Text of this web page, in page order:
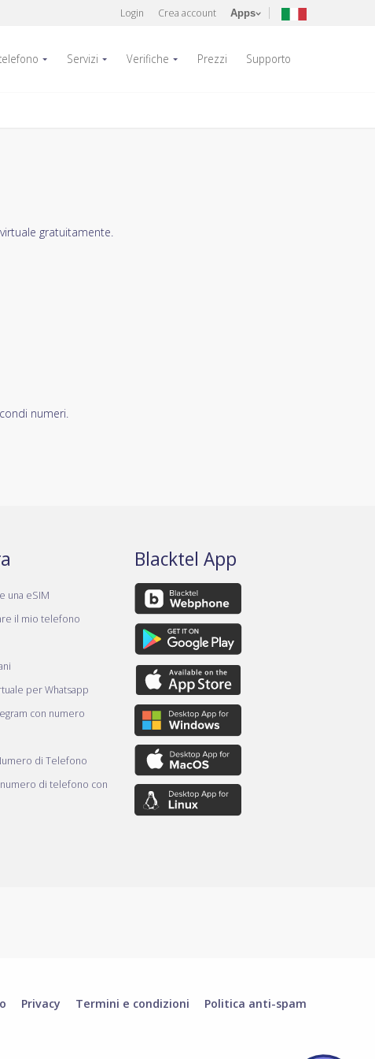
Login Crea account Apps
Servizi Verifiche Prezzi Supporto
gratuitamente.
numeri.
una eSIM
il mio telefono
per Whatsapp
con numero
di Telefono
di telefono con
Blacktel App
Privacy Termini e condizioni Politica anti-spam